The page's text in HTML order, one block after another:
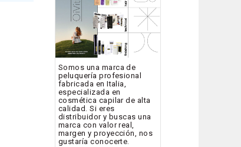
Somos una marca de
peluquería profesional
fabricada en Italia,
especializada en
cosmética capilar de alta
calidad. Si eres
distribuidor y buscas una
marca con valor real,
margen y proyección, nos
gustaría conocerte.